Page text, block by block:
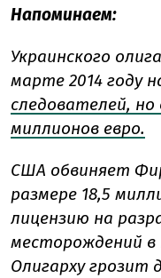
Напоминаем:
Украинского
марте 2014 году
следователей, но
миллионов евро.
США обвиняет
размере 18,5
лицензию на
месторождений в
Олигарху